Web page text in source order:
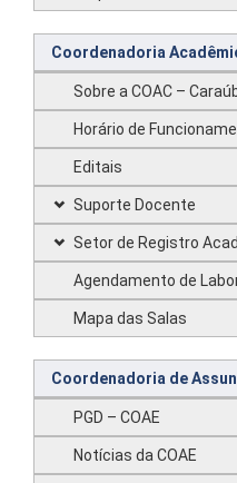
Coordenadoria
Sobre a COAC –
Horário de
Editais
Suporte Docente
Setor de Registro
Agendamento de
Mapa das Salas
Coordenadoria de
PGD – COAE
Notícias da COAE